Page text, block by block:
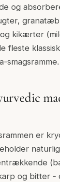
og
kikærter
fleste
smagsramme.
er
og bitter -